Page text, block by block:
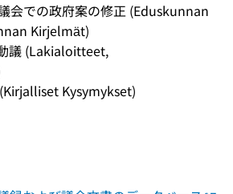
会での政府案の修正 (Eduskunnan
Kirjelmät)
議 (Lakialoitteet,
Kysymykset)